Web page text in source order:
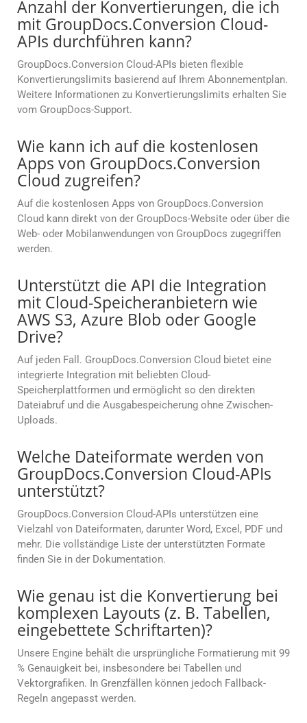
Anzahl der Konvertierungen, die ich
mit GroupDocs.Conversion Cloud-
APIs durchführen kann?
GroupDocs.Conversion Cloud-APIs bieten flexible
Konvertierungslimits basierend auf Ihrem Abonnementplan.
Weitere Informationen zu Konvertierungslimits erhalten Sie
vom GroupDocs-Support.
Wie kann ich auf die kostenlosen
Apps von GroupDocs.Conversion
Cloud zugreifen?
Auf die kostenlosen Apps von GroupDocs.Conversion
Cloud kann direkt von der GroupDocs-Website oder über die
Web- oder Mobilanwendungen von GroupDocs zugegriffen
werden.
Unterstützt die API die Integration
mit Cloud-Speicheranbietern wie
AWS S3, Azure Blob oder Google
Drive?
Auf jeden Fall. GroupDocs.Conversion Cloud bietet eine
integrierte Integration mit beliebten Cloud-
Speicherplattformen und ermöglicht so den direkten
Dateiabruf und die Ausgabespeicherung ohne Zwischen-
Uploads.
Welche Dateiformate werden von
GroupDocs.Conversion Cloud-APIs
unterstützt?
GroupDocs.Conversion Cloud-APIs unterstützen eine
Vielzahl von Dateiformaten, darunter Word, Excel, PDF und
mehr. Die vollständige Liste der unterstützten Formate
finden Sie in der Dokumentation.
Wie genau ist die Konvertierung bei
komplexen Layouts (z. B. Tabellen,
eingebettete Schriftarten)?
Unsere Engine behält die ursprüngliche Formatierung mit 99
% Genauigkeit bei, insbesondere bei Tabellen und
Vektorgrafiken. In Grenzfällen können jedoch Fallback-
Regeln angepasst werden.